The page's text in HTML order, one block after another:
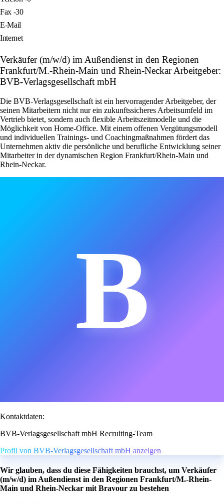
Fax -30
E-Mail
Internet
Verkäufer (m/w/d) im Außendienst in den Regionen
Frankfurt/M.-Rhein-Main und Rhein-Neckar Arbeitgeber:
BVB-Verlagsgesellschaft mbH
Die BVB-Verlagsgesellschaft ist ein hervorragender Arbeitgeber, der
seinen Mitarbeitern nicht nur ein zukunftssicheres Arbeitsumfeld im
Vertrieb bietet, sondern auch flexible Arbeitszeitmodelle und die
Möglichkeit von Home-Office. Mit einem offenen Vergütungsmodell
und individuellen Trainings- und Coachingmaßnahmen fördert das
Unternehmen aktiv die persönliche und berufliche Entwicklung seiner
Mitarbeiter in der dynamischen Region Frankfurt/Rhein-Main und
Rhein-Neckar.
B
Kontaktdaten:
BVB-Verlagsgesellschaft mbH Recruiting-Team
Profil von BVB-Verlagsgesellschaft mbH anzeigen
Wir glauben, dass du diese Fähigkeiten brauchst, um Verkäufer
(m/w/d) im Außendienst in den Regionen Frankfurt/M.-Rhein-
Main und Rhein-Neckar mit Bravour zu bestehen